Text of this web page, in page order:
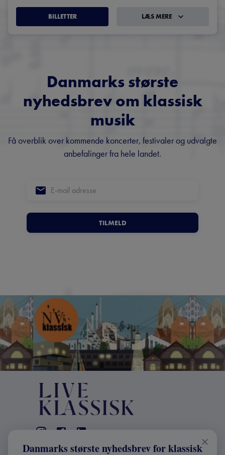
BILLETTER LÆS MERE
Danmarks største
nyhedsbrev om klassisk
musik
Få overblik over kommende koncerter, festivaler og udvalgte
anbefalinger fra hele landet.
TILMELD
Danmarks største nyhedsbrev for klassisk